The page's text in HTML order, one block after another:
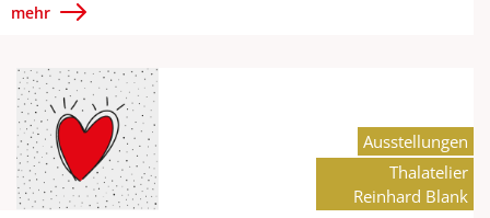
mehr
Ausstellungen
Thalatelier
Reinhard Blank